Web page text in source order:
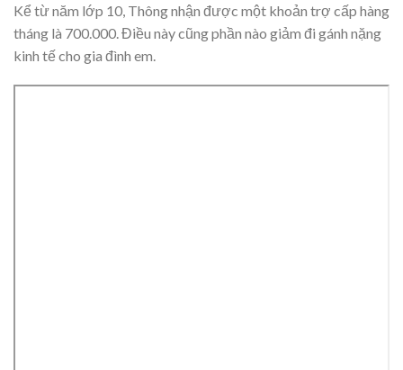
Kể từ năm lớp 10, Thông nhận được một khoản trợ cấp hàng
tháng là 700.000. Điều này cũng phần nào giảm đi gánh nặng
kinh tế cho gia đình em.